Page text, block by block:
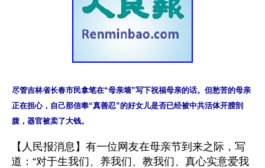
尽管吉林省长春市民拿笔在“母亲墙”写下祝福母亲的话。但愁苦的母亲
正在担心，自己那信奉“真善忍”的好女儿是否已经被中共活体开膛剖
腹，器官被卖了大钱。
【人民报消息】有一位网友在母亲节到来之际，写
道：“对于生我们、养我们、教我们、真心实意爱我